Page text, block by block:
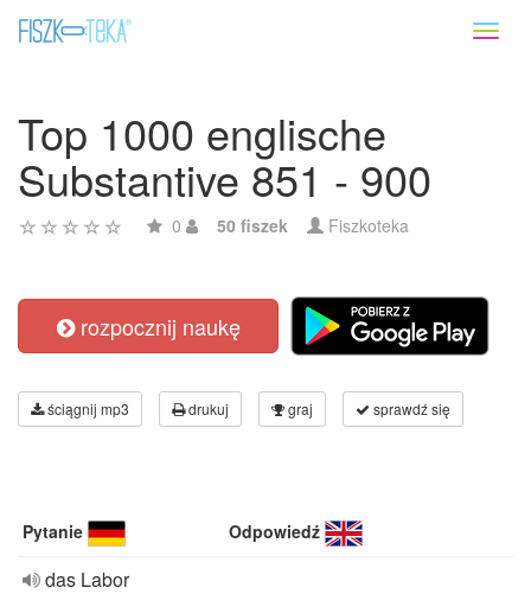
Top 1000 englische
Substantive 851 - 900
0 50 fiszek Fiszkoteka
rozpocznij naukę
ściągnij mp3 drukuj graj sprawdź się
Pytanie Odpowiedź
das Labor